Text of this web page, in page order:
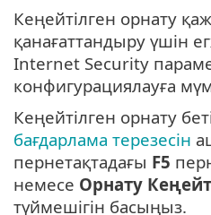
Кеңейтілген орнату
қанағаттандыру үшін
Internet Security
конфигурациялауға
Кеңейтілген орнату
бағдарлама терезесін
пернетақтадағы F5
немесе Орнату
түймешігін басыңыз.